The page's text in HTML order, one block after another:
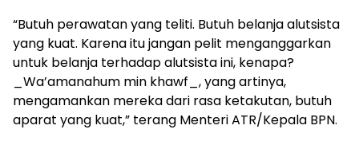
“Butuh perawatan yang teliti. Butuh belanja alutsista
yang kuat. Karena itu jangan pelit menganggarkan
untuk belanja terhadap alutsista ini, kenapa?
_Wa’amanahum min khawf_, yang artinya,
mengamankan mereka dari rasa ketakutan, butuh
aparat yang kuat,” terang Menteri ATR/Kepala BPN.